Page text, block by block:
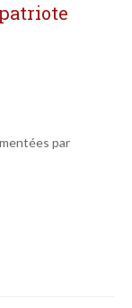
par